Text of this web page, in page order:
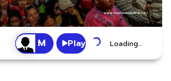
Play Loading...